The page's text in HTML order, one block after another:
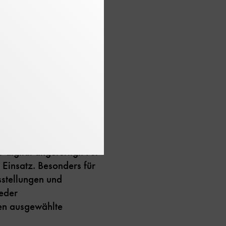
in den
stehen
digital angefertigt. Für
Besonders für
und
ausgewählte